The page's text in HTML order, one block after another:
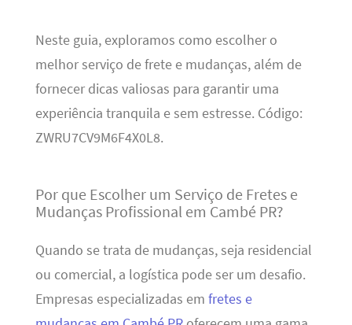
Neste guia, exploramos como escolher o
melhor serviço de frete e mudanças, além de
fornecer dicas valiosas para garantir uma
experiência tranquila e sem estresse. Código:
ZWRU7CV9M6F4X0L8.
Por que Escolher um Serviço de Fretes e
Mudanças Profissional em Cambé PR?
Quando se trata de mudanças, seja residencial
ou comercial, a logística pode ser um desafio.
Empresas especializadas em fretes e